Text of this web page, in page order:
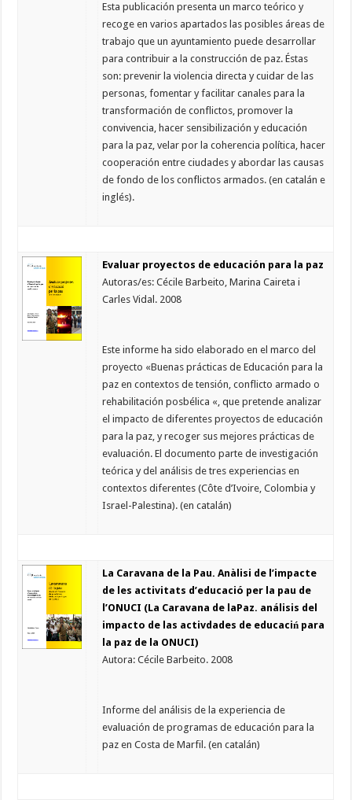
Esta publicación presenta un marco teórico y
recoge en varios apartados las posibles áreas de
trabajo que un ayuntamiento puede desarrollar
para contribuir a la construcción de paz. Éstas
son: prevenir la violencia directa y cuidar de las
personas, fomentar y facilitar canales para la
transformación de conflictos, promover la
convivencia, hacer sensibilización y educación
para la paz, velar por la coherencia política, hacer
cooperación entre ciudades y abordar las causas
de fondo de los conflictos armados. (en catalán e
inglés).
Evaluar proyectos de educación para la paz
Autoras/es: Cécile Barbeito, Marina Caireta i
Carles Vidal. 2008
Este informe ha sido elaborado en el marco del
proyecto «Buenas prácticas de Educación para la
paz en contextos de tensión, conflicto armado o
rehabilitación posbélica «, que pretende analizar
el impacto de diferentes proyectos de educación
para la paz, y recoger sus mejores prácticas de
evaluación. El documento parte de investigación
teórica y del análisis de tres experiencias en
contextos diferentes (Côte d’Ivoire, Colombia y
Israel-Palestina). (en catalán)
La Caravana de la Pau. Anàlisi de l’impacte
de les activitats d’educació per la pau de
l’ONUCI (La Caravana de laPaz. análisis del
impacto de las activdades de educaciń para
la paz de la ONUCI)
Autora: Cécile Barbeito. 2008
Informe del análisis de la experiencia de
evaluación de programas de educación para la
paz en Costa de Marfil. (en catalán)